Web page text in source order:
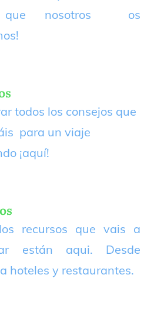
que nosotros os
todos los consejos que
para un viaje
¡aquí!
recursos que vais a
están aqui. Desde
hoteles y restaurantes.